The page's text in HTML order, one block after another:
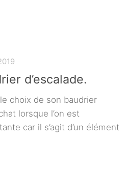
d’escalade.
choix de son baudrier
lorsque l’on est
car il s’agit d’un élément